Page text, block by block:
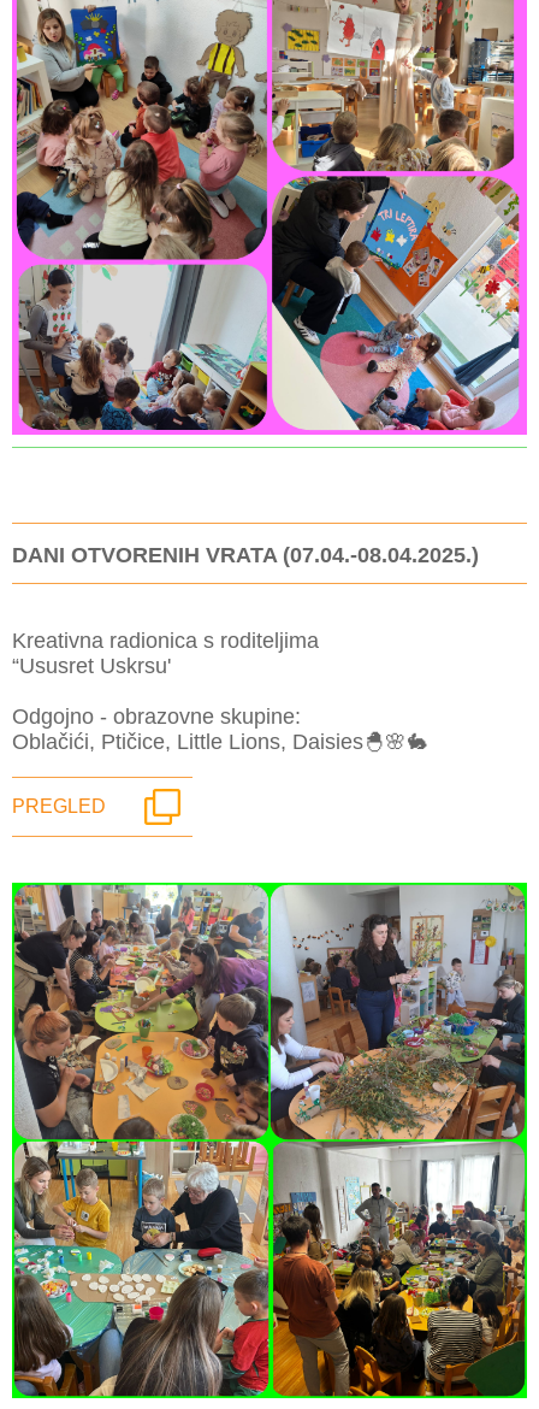
DANI OTVORENIH VRATA (07.04.-08.04.2025.)
Kreativna radionica s roditeljima
“Ususret Uskrsu'
Odgojno - obrazovne skupine:
Oblačići, Ptičice, Little Lions, Daisies🐣🌸🐇
PREGLED